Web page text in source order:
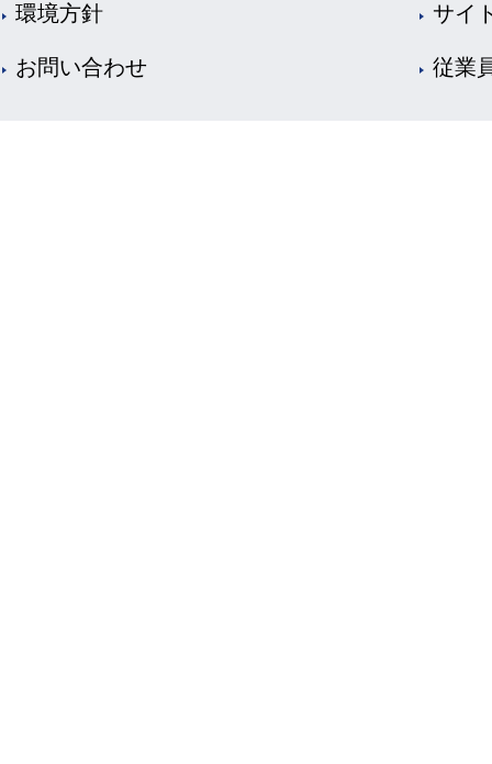
環境方針 サイ
お問い合わせ 従業